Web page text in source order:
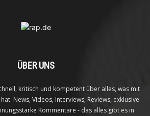
ÜBER UNS
kritisch und kompetent über alles, was mit
News, Videos, Interviews, Reviews, exklusive
Kommentare - das alles gibt es in